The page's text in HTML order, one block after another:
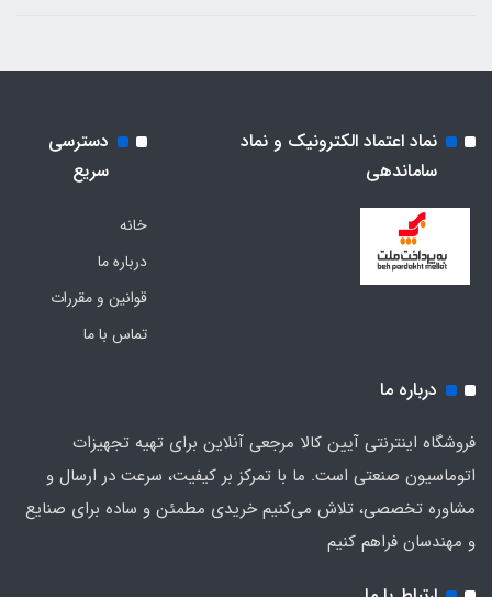
نماد اعتماد الکترونیک و نماد
ساماندهی
دسترسی
سریع
خانه
درباره ما
قوانین و مقررات
تماس با ما
درباره ما
فروشگاه اینترنتی آیین کالا مرجعی آنلاین برای تهیه تجهیزات
اتوماسیون صنعتی است. ما با تمرکز بر کیفیت، سرعت در ارسال و
مشاوره تخصصی، تلاش می‌کنیم خریدی مطمئن و ساده برای صنایع
و مهندسان فراهم کنیم